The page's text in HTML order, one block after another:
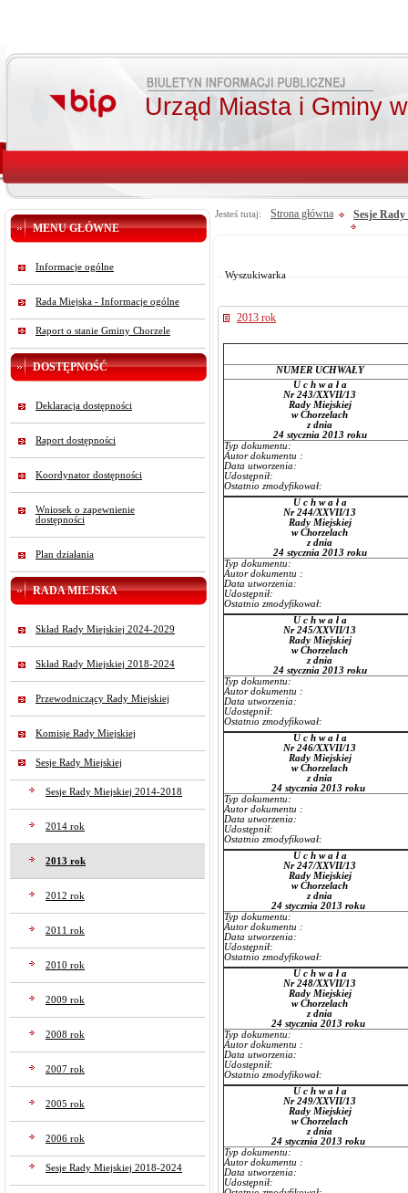
Urząd Miasta i Gminy
MENU GŁÓWNE
Informacje ogólne
Rada Miejska - Informacje ogólne
Raport o stanie Gminy Chorzele
DOSTĘPNOŚĆ
Deklaracja dostępności
Raport dostępności
Koordynator dostępności
Wniosek o zapewnienie
dostępności
Plan działania
RADA MIEJSKA
Skład Rady Miejskiej 2024-2029
Skład Rady Miejskiej 2018-2024
Przewodniczący Rady Miejskiej
Komisje Rady Miejskiej
Sesje Rady Miejskiej
Sesje Rady Miejskiej 2014-2018
2014 rok
2013 rok
2012 rok
2011 rok
2010 rok
2009 rok
2008 rok
2007 rok
2005 rok
2006 rok
Sesje Rady Miejskiej 2018-2024
Jesteś tutaj: Strona główna Sesje
Wyszukiwarka
2013 rok
NUMER UCHWAŁY
U c h w a ł a
Nr 243/XXVII/13
Rady Miejskiej
w Chorzelach
z dnia
24 stycznia 2013 roku
Typ dokumentu:
Autor dokumentu :
Data utworzenia:
Udostępnił:
Ostatnio zmodyfikował:
U c h w a ł a
Nr 244/XXVII/13
Rady Miejskiej
w Chorzelach
z dnia
24 stycznia 2013 roku
Typ dokumentu:
Autor dokumentu :
Data utworzenia:
Udostępnił:
Ostatnio zmodyfikował:
U c h w a ł a
Nr 245/XXVII/13
Rady Miejskiej
w Chorzelach
z dnia
24 stycznia 2013 roku
Typ dokumentu:
Autor dokumentu :
Data utworzenia:
Udostępnił:
Ostatnio zmodyfikował:
U c h w a ł a
Nr 246/XXVII/13
Rady Miejskiej
w Chorzelach
z dnia
24 stycznia 2013 roku
Typ dokumentu:
Autor dokumentu :
Data utworzenia:
Udostępnił:
Ostatnio zmodyfikował:
U c h w a ł a
Nr 247/XXVII/13
Rady Miejskiej
w Chorzelach
z dnia
24 stycznia 2013 roku
Typ dokumentu:
Autor dokumentu :
Data utworzenia:
Udostępnił:
Ostatnio zmodyfikował:
U c h w a ł a
Nr 248/XXVII/13
Rady Miejskiej
w Chorzelach
z dnia
24 stycznia 2013 roku
Typ dokumentu:
Autor dokumentu :
Data utworzenia:
Udostępnił:
Ostatnio zmodyfikował:
U c h w a ł a
Nr 249/XXVII/13
Rady Miejskiej
w Chorzelach
z dnia
24 stycznia 2013 roku
Typ dokumentu:
Autor dokumentu :
Data utworzenia:
Udostępnił: